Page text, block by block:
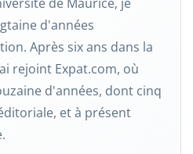
d'années
Après six ans dans la
rejoint Expat.com, où
d'années, dont cinq
et à présent